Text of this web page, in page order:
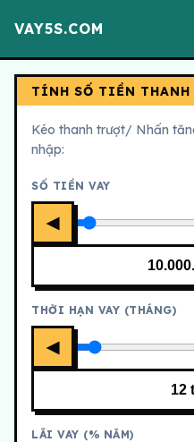
VAY5S.COM
TÍNH SỐ TIỀN THANH
Kéo thanh trượt/ Nhấn
nhập:
SỐ TIỀN VAY
◀
THỜI HẠN VAY (THÁNG)
◀
LÃI VAY (% NĂM)